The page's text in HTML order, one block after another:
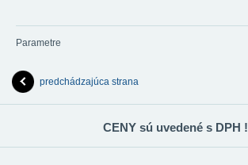
Parametre
predchádzajúca strana
CENY sú uvedené s DPH !